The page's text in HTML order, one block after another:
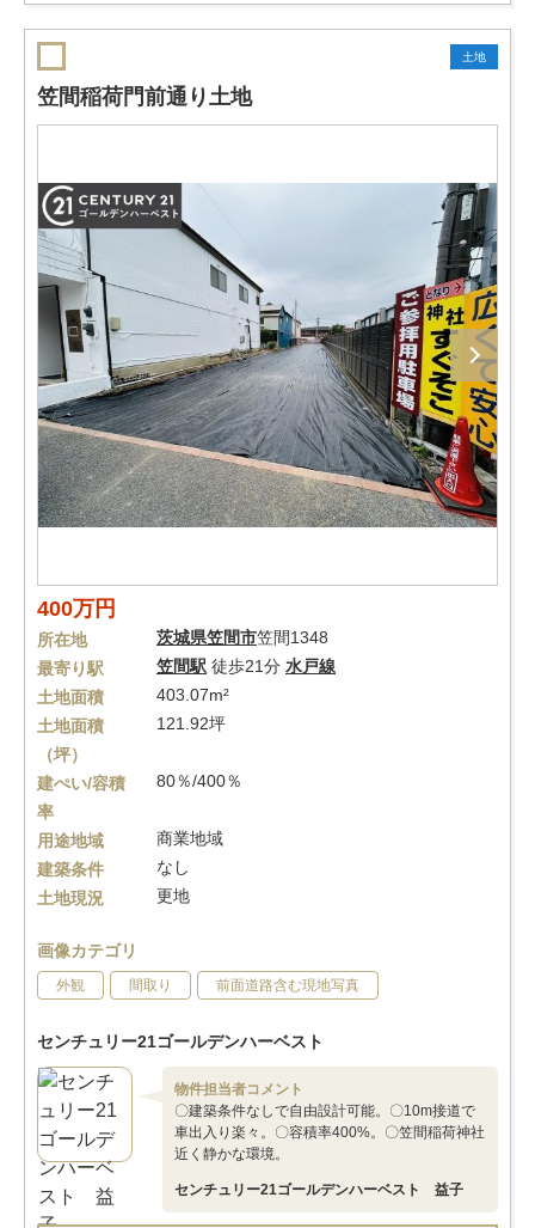
土地
笠間稲荷門前通り土地
400万円
所在地 茨城県笠間市笠間1348
最寄り駅
笠間駅 徒歩21分 水戸線
土地面積
403.07m²
土地面積
（坪）
121.92坪
建ぺい/容積
率
80％/400％
用途地域
商業地域
建築条件
なし
土地現況
更地
画像カテゴリ
外観 間取り 前面道路含む現地写真
センチュリー21ゴールデンハーベスト
物件担当者コメント
〇建築条件なしで自由設計可能。〇10m接道で
車出入り楽々。〇容積率400%。〇笠間稲荷神社
近く静かな環境。
センチュリー21ゴールデンハーベスト 益子